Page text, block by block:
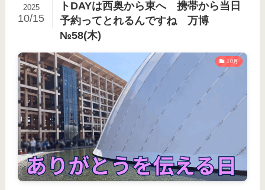
トDAYは西奥から東へ 携帯から当日
予約ってとれるんですね 万博
№58(木)
2025
10/15
10月